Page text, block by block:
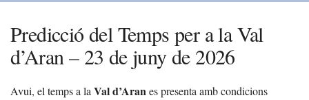
Predicció del Temps per a la Val
d’Aran – 23 de juny de 2026
Avui, el temps a laVal d’Aranes presenta amb condicions